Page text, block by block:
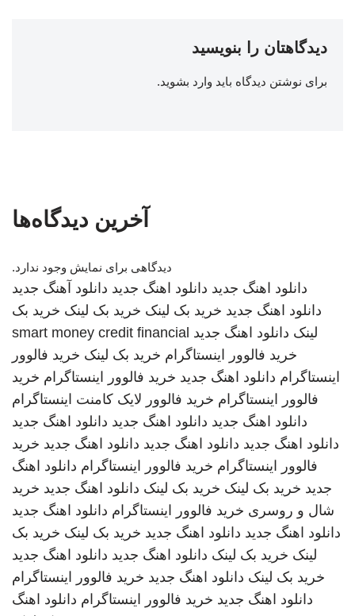
دیدگاهتان را بنویسید
برای نوشتن دیدگاه باید وارد بشوید.
آخرین دیدگاه‌ها
دیدگاهی برای نمایش وجود ندارد.
دانلود اهنگ جدید دانلود اهنگ جدید دانلود آهنگ جدید
دانلود اهنگ جدید خرید بک لینک خرید بک لینک خرید بک
لینک دانلود اهنگ جدید smart money credit financial
خرید فالوور اینستاگرام خرید بک لینک خرید فالوور
اینستاگرام دانلود اهنگ جدید خرید فالوور اینستاگرام خرید
فالوور اینستاگرام خرید فالوور لایک کامنت اینستاگرام
دانلود اهنگ جدید دانلود اهنگ جدید دانلود اهنگ جدید
دانلود اهنگ جدید دانلود اهنگ جدید دانلود اهنگ جدید خرید
فالوور اینستاگرام خرید فالوور اینستاگرام دانلود اهنگ
جدید خرید بک لینک خرید بک لینک دانلود اهنگ جدید خرید
شال و روسری خرید فالوور اینستاگرام دانلود اهنگ جدید
دانلود اهنگ جدید دانلود اهنگ جدید خرید بک لینک خرید بک
لینک خرید بک لینک دانلود اهنگ جدید دانلود اهنگ جدید
خرید بک لینک دانلود اهنگ جدید خرید فالوور اینستاگرام
دانلود اهنگ جدید خرید فالوور اینستاگرام دانلود اهنگ